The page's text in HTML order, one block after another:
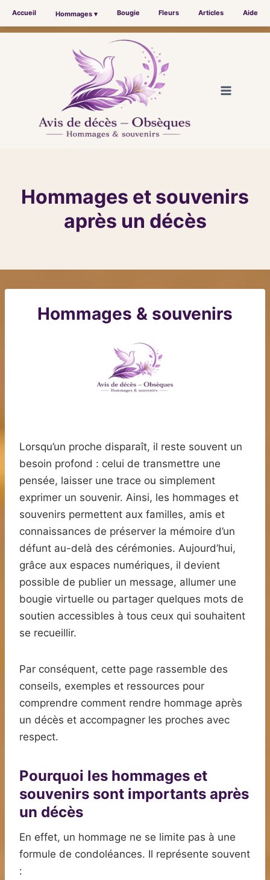
Accueil Hommages ▾ Bougie Fleurs Articles Aide
Hommages et souvenirs
après un décès
Hommages & souvenirs
Lorsqu’un proche disparaît, il reste souvent un
besoin profond : celui de transmettre une
pensée, laisser une trace ou simplement
exprimer un souvenir. Ainsi, les hommages et
souvenirs permettent aux familles, amis et
connaissances de préserver la mémoire d’un
défunt au-delà des cérémonies. Aujourd’hui,
grâce aux espaces numériques, il devient
possible de publier un message, allumer une
bougie virtuelle ou partager quelques mots de
soutien accessibles à tous ceux qui souhaitent
se recueillir.
Par conséquent, cette page rassemble des
conseils, exemples et ressources pour
comprendre comment rendre hommage après
un décès et accompagner les proches avec
respect.
Pourquoi les hommages et
souvenirs sont importants après
un décès
En effet, un hommage ne se limite pas à une
formule de condoléances. Il représente souvent
: